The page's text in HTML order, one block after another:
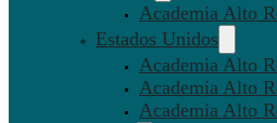
Academia Alto
Estados Unidos
Academia Alto
Academia Alto
Academia Alto